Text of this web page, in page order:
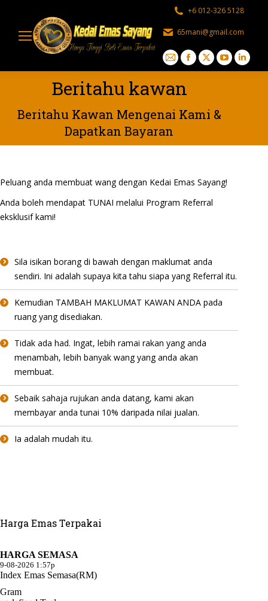
+6 012-326 5128
65mani@gmail.com
Mail
opens
in
Facebook
in
X
in
YouTube
Beritahu kawan
Beritahu Kawan Mengenai Kami &
Dapatkan Bayaran
Peluang anda membuat wang dengan Kedai Emas Sayang!
Anda boleh mendapat TUNAI melalui Program Referral
eksklusif kami!
Sila isikan borang di bawah dengan maklumat anda
sendiri. Ini adalah supaya kita tahu siapa yang Referral itu.
Kemudian TAMBAH MAKLUMAT KAWAN ANDA pada
ruang yang disediakan.
Tidak ada had. Ingat, lebih ramai rakan yang anda
menambah, lebih banyak wang yang anda akan
membuat.
Sebaik sahaja rujukan anda datang, kami akan
membayar anda tunai 10% daripada nilai jualan.
Ia adalah mudah itu.
Harga Emas Terpakai